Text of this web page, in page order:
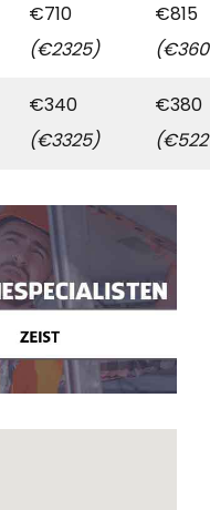
€710
(€2325)
€815
€340
(€3325)
€380